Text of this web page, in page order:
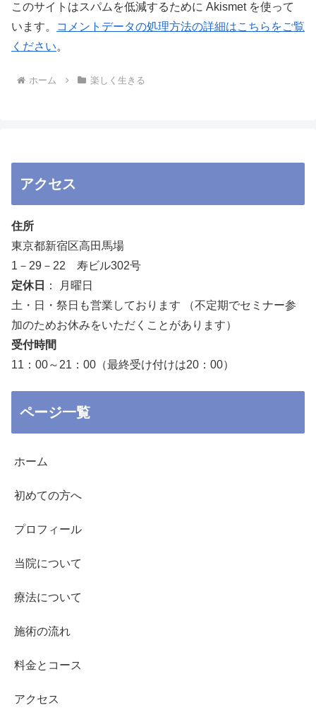
このサイトはスパムを低減するために Akismet を使って
います。
コメントデータの処理方法の詳細はこちらをご覧
ください。
ホーム 楽しく生きる
アクセス
住所
東京都新宿区高田馬場
1－29－22 寿ビル302号
定休日
： 月曜日
土・日・祭日も営業しております （不定期でセミナー参
加のためお休みをいただくことがあります）
受付時間
11：00～21：00（最終受け付けは20：00）
ページ一覧
ホーム
初めての方へ
プロフィール
当院について
療法について
施術の流れ
料金とコース
アクセス